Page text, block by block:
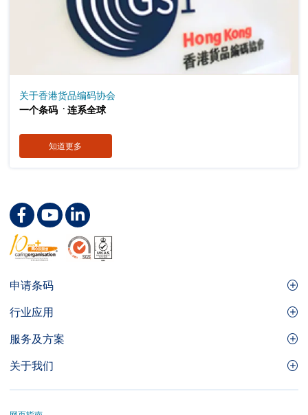
关于香港货品编码协会
一个条码 ． 连系全球
知道更多
Footer
Site
Menu
申请条码
GS1条码
实用工具及资源
行业应用
食品及餐饮服务
服务及方案
品牌保护
关于我们
关于香港货品编码协会
业界应用的标准